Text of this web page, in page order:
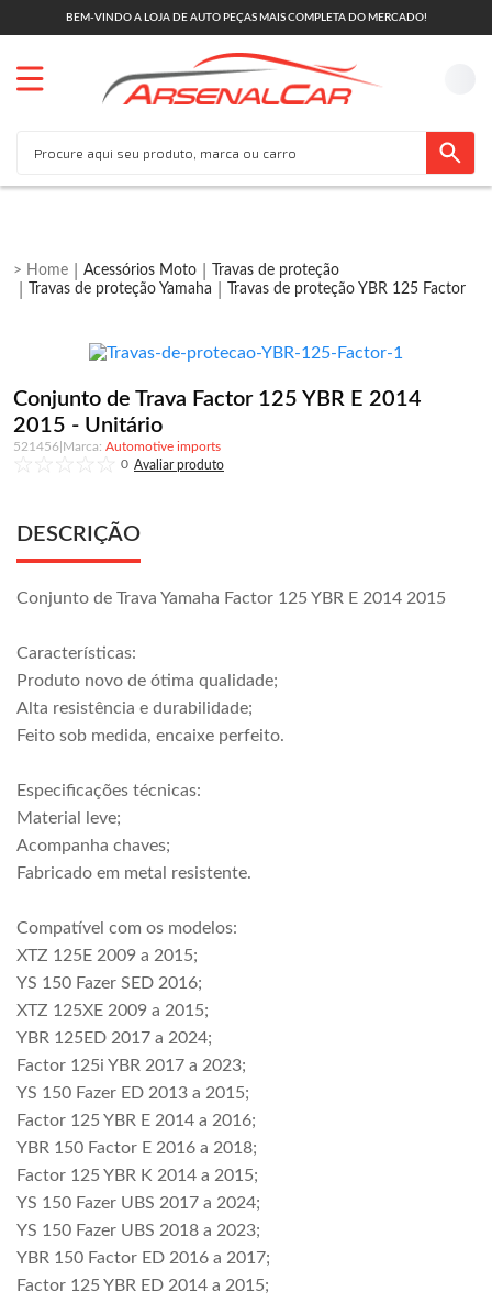
BEM-VINDO A LOJA DE AUTO PEÇAS MAIS COMPLETA DO MERCADO!
Acessórios Moto
Travas de proteção
Travas de proteção Yamaha
Travas de proteção YBR 125 Factor
Conjunto de Trava Factor 125 YBR E 2014
2015 - Unitário
521456
Automotive imports
0
DESCRIÇÃO
Conjunto de Trava Yamaha Factor 125 YBR E 2014 2015
Características:
Produto novo de ótima qualidade;
Alta resistência e durabilidade;
Feito sob medida, encaixe perfeito.
Especificações técnicas:
Material leve;
Acompanha chaves;
Fabricado em metal resistente.
Compatível com os modelos:
XTZ 125E 2009 a 2015;
YS 150 Fazer SED 2016;
XTZ 125XE 2009 a 2015;
YBR 125ED 2017 a 2024;
Factor 125i YBR 2017 a 2023;
YS 150 Fazer ED 2013 a 2015;
Factor 125 YBR E 2014 a 2016;
YBR 150 Factor E 2016 a 2018;
Factor 125 YBR K 2014 a 2015;
YS 150 Fazer UBS 2017 a 2024;
YS 150 Fazer UBS 2018 a 2023;
YBR 150 Factor ED 2016 a 2017;
Factor 125 YBR ED 2014 a 2015;